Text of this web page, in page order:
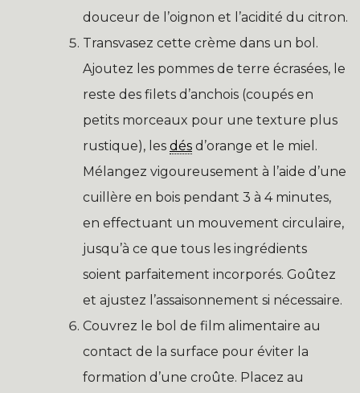
douceur de l’oignon et l’acidité du citron.
Transvasez cette crème dans un bol.
Ajoutez les pommes de terre écrasées, le
reste des filets d’anchois (coupés en
petits morceaux pour une texture plus
rustique), les dés d’orange et le miel.
Mélangez vigoureusement à l’aide d’une
cuillère en bois pendant 3 à 4 minutes,
en effectuant un mouvement circulaire,
jusqu’à ce que tous les ingrédients
soient parfaitement incorporés. Goûtez
et ajustez l’assaisonnement si nécessaire.
Couvrez le bol de film alimentaire au
contact de la surface pour éviter la
formation d’une croûte. Placez au